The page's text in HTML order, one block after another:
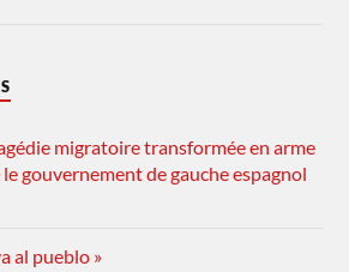
migratoire transformée en arme
gouvernement de gauche espagnol
al pueblo »